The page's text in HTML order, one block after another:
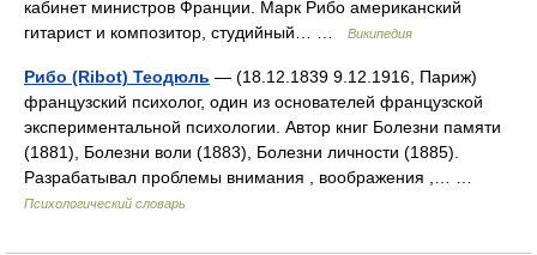
кабинет министров Франции. Марк Рибо американский
гитарист и композитор, студийный… …
Википедия
Рибо (Ribot) Теодюль — (18.12.1839 9.12.1916, Париж)
французский психолог, один из основателей французской
экспериментальной психологии. Автор книг Болезни памяти
(1881), Болезни воли (1883), Болезни личности (1885).
Разрабатывал проблемы внимания , воображения ,… …
Психологический словарь